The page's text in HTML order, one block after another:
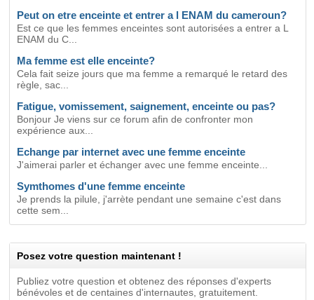
Peut on etre enceinte et entrer a l ENAM du cameroun?
Est ce que les femmes enceintes sont autorisées a entrer a L
ENAM du C...
Ma femme est elle enceinte?
Cela fait seize jours que ma femme a remarqué le retard des
règle, sac...
Fatigue, vomissement, saignement, enceinte ou pas?
Bonjour Je viens sur ce forum afin de confronter mon
expérience aux...
Echange par internet avec une femme enceinte
J'aimerai parler et échanger avec une femme enceinte...
Symthomes d'une femme enceinte
Je prends la pilule, j'arrète pendant une semaine c'est dans
cette sem...
Posez votre question maintenant !
Publiez votre question et obtenez des réponses d'experts
bénévoles et de centaines d'internautes, gratuitement.